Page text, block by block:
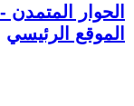
الحوار المتمدن
الموقع الرئيسي